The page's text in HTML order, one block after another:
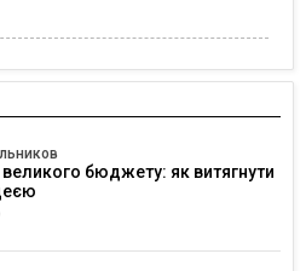
бюджету: як витягнути